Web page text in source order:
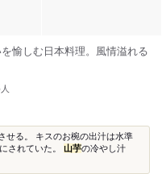
愉しむ日本料理。風情溢れる
人
せる。 キスのお椀の出汁は水準
されていた。 山芋の冷やし汁